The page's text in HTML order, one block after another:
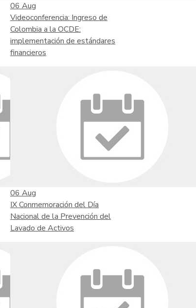
06 Aug
Videoconferencia: Ingreso de
Colombia a la OCDE:
implementación de estándares
financieros
06 Aug
IX Conmemoración del Día
Nacional de la Prevención del
Lavado de Activos